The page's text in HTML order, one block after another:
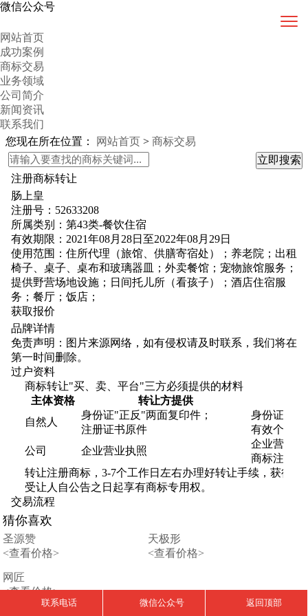
微信公众号
联系电话 微信公众号 返回顶部
网站首页
成功案例
商标交易
业务领域
公司简介
新闻资讯
联系我们
您现在所在位置：
网站首页 > 商标交易
注册商标转让
肠上皇
注册号：52633208
所属类别：第43类-餐饮住宿
有效期限：2021年08月28日至2022年08月29日
使用范围：住所代理（旅馆、供膳寄宿处）；养老院；出租
椅子、桌子、桌布和玻璃器皿；外卖餐馆；宠物旅馆服务；
提供野营场地设施；日间托儿所（看孩子）；酒店住宿服
务；餐厅；饭店；
获取报价
品牌详情
免责声明：图片来源网络，如有侵权请及时联系，我们将在
第一时间删除。
过户资料
商标转让"买、卖、平台"三方必须提供的材料
主体资格
转让方提供
自然人
身份证"正反"两面复印件；
注册证书原件
身份证"正
有效个体
公司
企业营业执照
企业营业执
商标注册证
转让注册商标，3-7个工作日左右办理好转让手续，获得"
受让人自公告之日起享有商标专用权。
交易流程
猜你喜欢
圣源赞
<查看价格>
天极形
<查看价格>
网匠
<查看价格>